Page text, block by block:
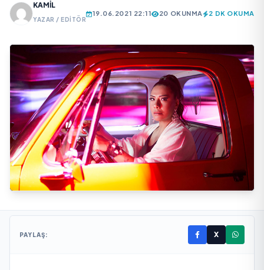
KAMIL
YAZAR / EDITÖR
19.06.2021 22:11 20 OKUNMA 2 DK OKUMA
PAYLAŞ: X